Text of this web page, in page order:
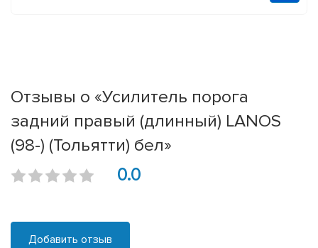
Отзывы о «Усилитель порога
задний правый (длинный) LANOS
(98-) (Тольятти) бел»
0.0
Добавить отзыв